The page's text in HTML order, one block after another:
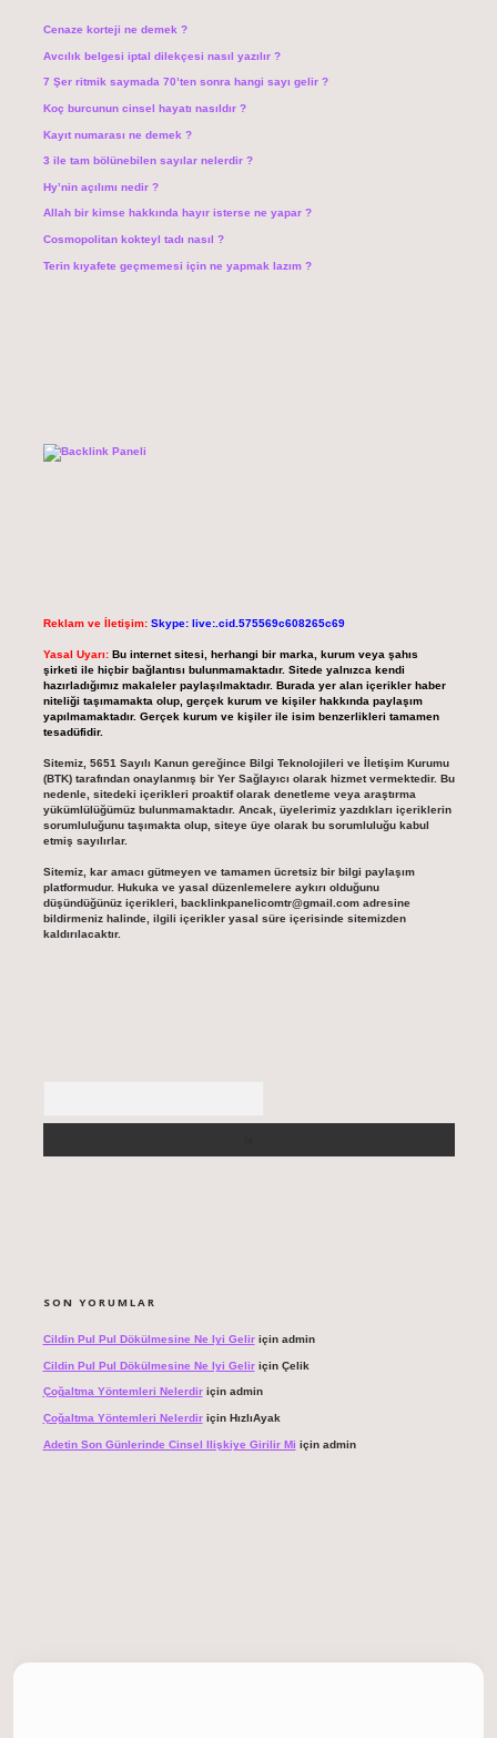
Cenaze korteji ne demek ?
Avcılık belgesi iptal dilekçesi nasıl yazılır ?
7 Şer ritmik saymada 70’ten sonra hangi sayı gelir ?
Koç burcunun cinsel hayatı nasıldır ?
Kayıt numarası ne demek ?
3 ile tam bölünebilen sayılar nelerdir ?
Hy’nin açılımı nedir ?
Allah bir kimse hakkında hayır isterse ne yapar ?
Cosmopolitan kokteyl tadı nasıl ?
Terin kıyafete geçmemesi için ne yapmak lazım ?
Reklam ve İletişim: Skype: live:.cid.575569c608265c69
Yasal Uyarı: Bu internet sitesi, herhangi bir marka, kurum veya şahıs
şirketi ile hiçbir bağlantısı bulunmamaktadır. Sitede yalnızca kendi
hazırladığımız makaleler paylaşılmaktadır. Burada yer alan içerikler haber
niteliği taşımamakta olup, gerçek kurum ve kişiler hakkında paylaşım
yapılmamaktadır. Gerçek kurum ve kişiler ile isim benzerlikleri tamamen
tesadüfidir.
Sitemiz, 5651 Sayılı Kanun gereğince Bilgi Teknolojileri ve İletişim Kurumu
(BTK) tarafından onaylanmış bir Yer Sağlayıcı olarak hizmet vermektedir. Bu
nedenle, sitedeki içerikleri proaktif olarak denetleme veya araştırma
yükümlülüğümüz bulunmamaktadır. Ancak, üyelerimiz yazdıkları içeriklerin
sorumluluğunu taşımakta olup, siteye üye olarak bu sorumluluğu kabul
etmiş sayılırlar.
Sitemiz, kar amacı gütmeyen ve tamamen ücretsiz bir bilgi paylaşım
platformudur. Hukuka ve yasal düzenlemelere aykırı olduğunu
düşündüğünüz içerikleri, backlinkpanelicomtr@gmail.comadresine
bildirmeniz halinde, ilgili içerikler yasal süre içerisinde sitemizden
kaldırılacaktır.
SON YORUMLAR
Cildin Pul Pul Dökülmesine Ne Iyi Geliriçin admin
Cildin Pul Pul Dökülmesine Ne Iyi Geliriçin Çelik
Çoğaltma Yöntemleri Nelerdiriçin admin
Çoğaltma Yöntemleri Nelerdiriçin HızlıAyak
Adetin Son Günlerinde Cinsel Ilişkiye Girilir Mi için admin